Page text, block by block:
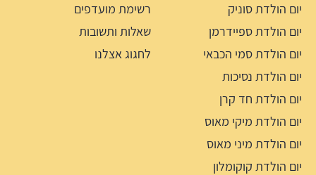
יום הולדת סוניק
יום הולדת ספיידרמן
יום הולדת סמי הכבאי
יום הולדת נסיכות
יום הולדת חד קרן
יום הולדת מיקי מאוס
יום הולדת מיני מאוס
יום הולדת קוקומלון
רשימת מועדפים
שאלות ותשובות
לחגוג אצלנו